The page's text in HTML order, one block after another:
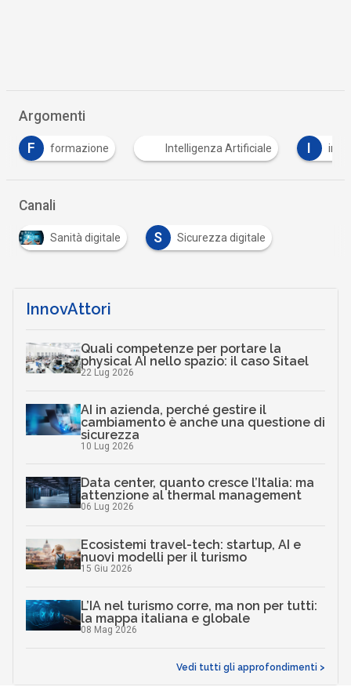
Argomenti
Intelligenza Artificiale I internet delle cose
Canali
Sanità digitale S Sicurezza digitale
InnovAttori
Quali competenze per portare la
physical AI nello spazio: il caso Sitael
22 Lug 2026
AI in azienda, perché gestire il
cambiamento è anche una questione di
sicurezza
10 Lug 2026
Data center, quanto cresce l’Italia: ma
attenzione al thermal management
06 Lug 2026
Ecosistemi travel-tech: startup, AI e
nuovi modelli per il turismo
15 Giu 2026
L’IA nel turismo corre, ma non per tutti:
la mappa italiana e globale
08 Mag 2026
Vedi tutti gli approfondimenti >